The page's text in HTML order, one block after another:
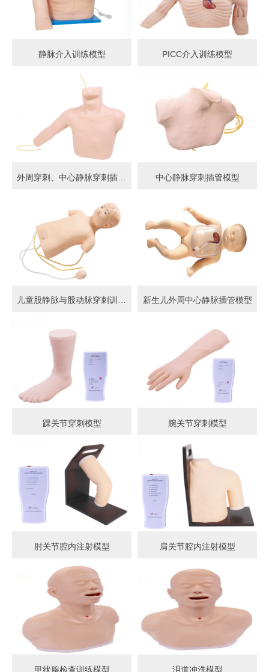
静脉介入训练模型 PICC介入训练模型
外周穿刺、中心静脉穿刺插管模型 中心静脉穿刺插管模型
儿童股静脉与股动脉穿刺训练模型 新生儿外周中心静脉插管模型
踝关节穿刺模型 腕关节穿刺模型
肘关节腔内注射模型 肩关节腔内注射模型
甲状腺检查训练模型 泪道冲洗模型